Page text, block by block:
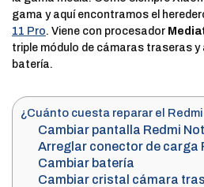
gama y aquí encontramos el
11 Pro. Viene con procesador
triple módulo de cámaras traseras
batería.
¿Cuánto cuesta reparar el
Cambiar pantalla Redmi
Arreglar conector de carga
Cambiar batería
Cambiar cristal cámara